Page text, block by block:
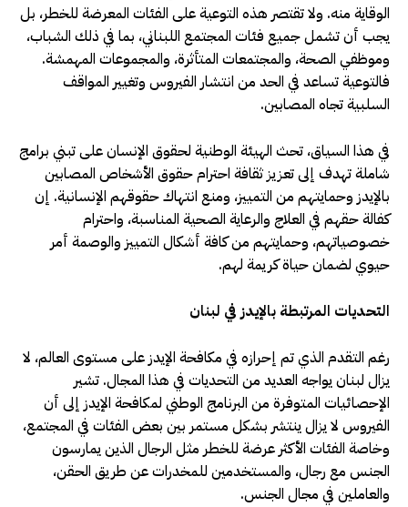
الوقاية منه. ولا تقتصر هذه التوعية على الفئات المعرضة للخطر، بل
يجب أن تشمل جميع فئات المجتمع اللبناني، بما في ذلك الشباب،
وموظفي الصحة، والمجتمعات المتأثرة، والمجموعات المهمشة.
فالتوعية تساعد في الحد من انتشار الفيروس وتغيير المواقف
السلبية تجاه المصابين.
في هذا السياق، تحث الهيئة الوطنية لحقوق الإنسان على تبني برامج
شاملة تهدف إلى تعزيز ثقافة احترام حقوق الأشخاص المصابين
بالإيدز وحمايتهم من التمييز، ومنع انتهاك حقوقهم الإنسانية. إن
كفالة حقهم في العلاج والرعاية الصحية المناسبة، واحترام
خصوصياتهم، وحمايتهم من كافة أشكال التمييز والوصمة أمر
حيوي لضمان حياة كريمة لهم.
التحديات المرتبطة بالإيدز في لبنان
رغم التقدم الذي تم إحرازه في مكافحة الإيدز على مستوى العالم، لا
يزال لبنان يواجه العديد من التحديات في هذا المجال. تشير
الإحصائيات المتوفرة من البرنامج الوطني لمكافحة الإيدز إلى أن
الفيروس لا يزال ينتشر بشكل مستمر بين بعض الفئات في المجتمع،
وخاصة الفئات الأكثر عرضة للخطر مثل الرجال الذين يمارسون
الجنس مع رجال، والمستخدمين للمخدرات عن طريق الحقن،
والعاملين في مجال الجنس.